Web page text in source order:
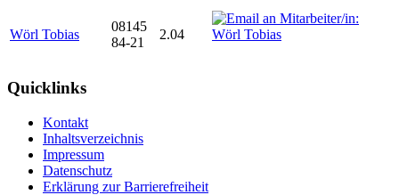
Wörl Tobias
08145
84-21
2.04
Quicklinks
Kontakt
Inhaltsverzeichnis
Impressum
Datenschutz
Erklärung zur Barrierefreiheit